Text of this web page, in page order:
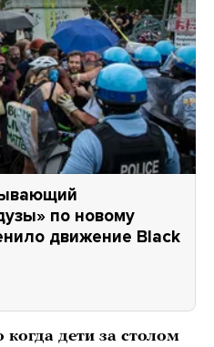
по новому
движение Black
дети за столом